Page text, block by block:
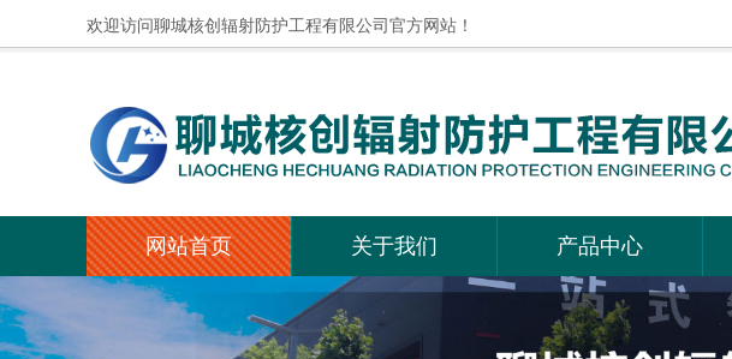
欢迎访问聊城核创辐射防护工程有限公司官方网站！
网站首页 关于我们 产品中心